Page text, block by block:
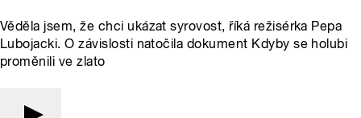
Věděla jsem, že chci ukázat syrovost, říká režisérka Pepa
Lubojacki. O závislosti natočila dokument Kdyby se holubi
proměnili ve zlato